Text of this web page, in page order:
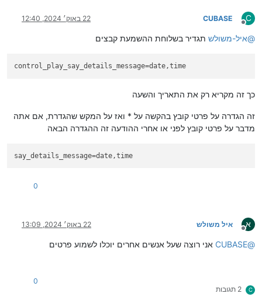
C
מנותק
CUBASE 22 באוק׳ 2024, 12:40
@איל-משולש תגדיר בשלוחת ההשמעת קבצים
control_play_say_details_message=date,time
כך זה מקריא רק את התאריך והשעה
זה הגדרה על פרטי קובץ בהקשה על * ואז על המקש שהגדרת, אם אתה
מדבר על פרטי קובץ לפני או אחרי ההודעה זה ההגדרה הבאה
say_details_message=date,time
0
א
מנותק
איל משולש 22 באוק׳ 2024, 13:09
@
CUBASE אני רוצה שעל אנשים אחרים יוכלו לשמוע פרטים
C 2 תגובות
0